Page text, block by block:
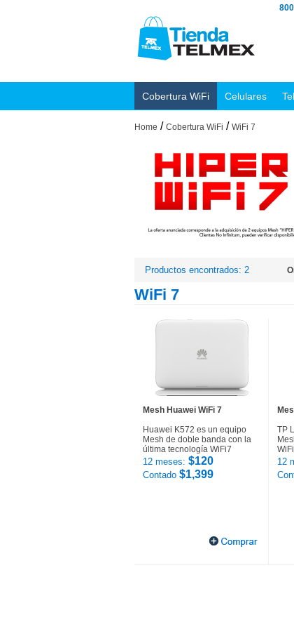
Cobertura WiFi Celulares
Home / Cobertura WiFi / WiFi 7
Productos encontrados: 2
WiFi 7
Mesh Huawei WiFi 7
Huawei K572 es un equipo
Mesh de doble banda con la
última tecnología WiFi7
12 meses: $120
Contado $1,399
TP
12